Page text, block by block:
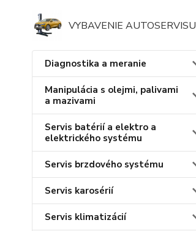
VYBAVENIE AUTOSERVISU
Diagnostika a meranie
Manipulácia s olejmi, palivami
a mazivami
Servis batérií a elektro a
elektrického systému
Servis brzdového systému
Servis karosérií
Servis klimatizácií